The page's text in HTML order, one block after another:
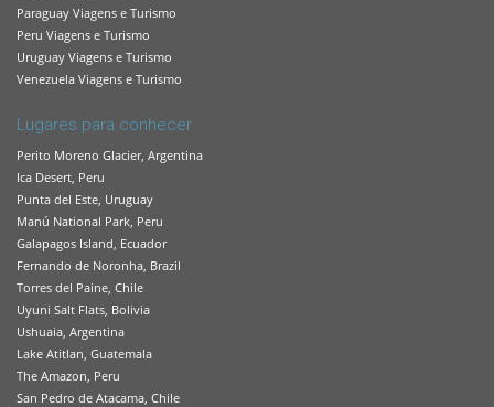
Paraguay Viagens e Turismo
Peru Viagens e Turismo
Uruguay Viagens e Turismo
Venezuela Viagens e Turismo
Lugares para conhecer
Perito Moreno Glacier, Argentina
Ica Desert, Peru
Punta del Este, Uruguay
Manú National Park, Peru
Galapagos Island, Ecuador
Fernando de Noronha, Brazil
Torres del Paine, Chile
Uyuni Salt Flats, Bolivia
Ushuaia, Argentina
Lake Atitlan, Guatemala
The Amazon, Peru
San Pedro de Atacama, Chile